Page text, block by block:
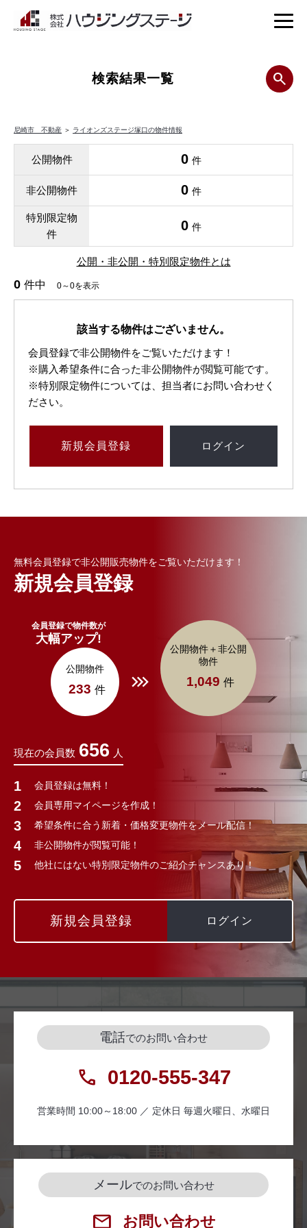
検索結果一覧
尼崎市 不動産 ＞ ライオンズステージ塚口の物件情報
公開物件 0 件
非公開物件 0 件
特別限定物
件
0 件
公開・非公開・特別限定物件とは
0 件中 0～0を表示
該当する物件はございません。
会員登録で非公開物件をご覧いただけます！
※購入希望条件に合った非公開物件が閲覧可能です。
※特別限定物件については、担当者にお問い合わせく
ださい。
新規会員登録 ログイン
無料会員登録で非公開販売物件をご覧いただけます！
新規会員登録
会員登録で物件数が
大幅アップ!
公開物件
233 件
公開物件＋非公開
物件
1,049 件
現在の会員数 656 人
会員登録は無料！
会員専用マイページを作成！
希望条件に合う新着・価格変更物件をメール配信！
非公開物件が閲覧可能！
他社にはない特別限定物件のご紹介チャンスあり！
新規会員登録 ログイン
電話でのお問い合わせ
0120-555-347
営業時間 10:00～18:00 ／ 定休日 毎週火曜日、水曜日
メールでのお問い合わせ
お問い合わせ